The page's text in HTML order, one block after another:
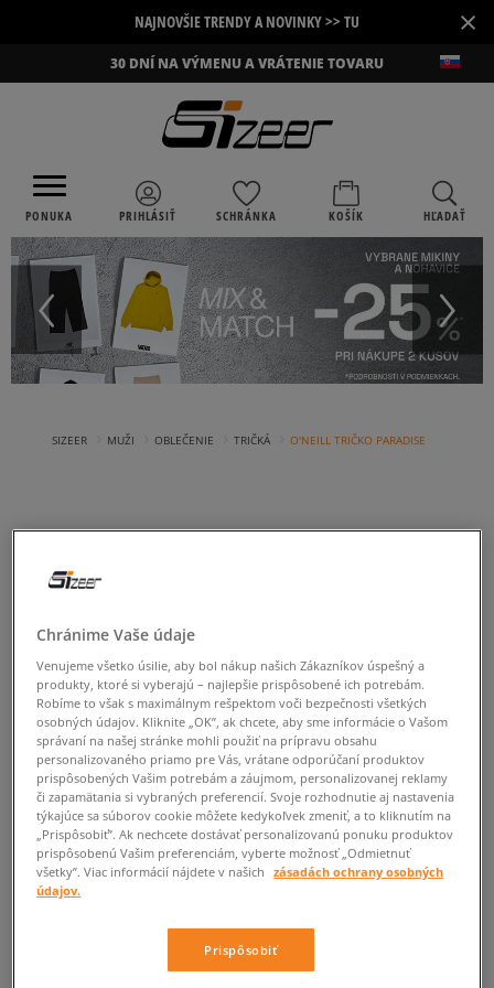
NAJNOVŠIE TRENDY A NOVINKY >> TU ×
30 DNÍ NA VÝMENU A VRÁTENIE TOVARU
PONUKA PRIHLÁSIŤ SCHRÁNKA KOŠÍK HĽADAŤ
SIZEER MUŽI OBLEČENIE TRIČKÁ O'NEILL TRIČKO PARADISE
Chránime Vaše údaje
Venujeme všetko úsilie, aby bol nákup našich Zákazníkov úspešný a
produkty, ktoré si vyberajú – najlepšie prispôsobené ich potrebám.
Robíme to však s maximálnym rešpektom voči bezpečnosti všetkých
osobných údajov. Kliknite „OK”, ak chcete, aby sme informácie o Vašom
správaní na našej stránke mohli použiť na prípravu obsahu
personalizovaného priamo pre Vás, vrátane odporúčaní produktov
prispôsobených Vašim potrebám a záujmom, personalizovanej reklamy
či zapamätania si vybraných preferencií. Svoje rozhodnutie aj nastavenia
týkajúce sa súborov cookie môžete kedykoľvek zmeniť, a to kliknutím na
„Prispôsobiť”. Ak nechcete dostávať personalizovanú ponuku produktov
prispôsobenú Vašim preferenciám, vyberte možnosť „Odmietnuť
všetky”. Viac informácií nájdete v našich
zásadách ochrany osobných
údajov.
Prispôsobiť